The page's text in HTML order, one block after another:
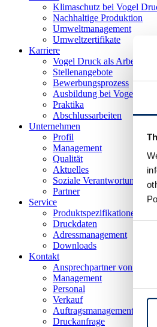
Klimaschutz bei Vogel
Nachhaltige Produktion
Umweltmanagement
Umweltzertifikate
Karriere
Vogel Druck als Arbeitgeber
Stellenangebote
Bewerbungsprozess
Ausbildung bei Vogel Druck
Praktika
Abschlussarbeiten
Unternehmen
Profil
Management
Qualität
Aktuelles
Soziale Verantwortung
Partner
Service
Produktspezifikationen
Druckdaten
Adressmanagement
Downloads
Kontakt
Ansprechpartner von A-Z
Management
Personal
Verkauf
Auftragsmanagement
Druckanfrage